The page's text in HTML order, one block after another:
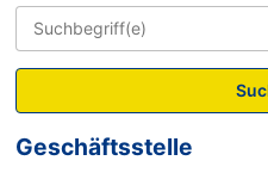
Geschäftsstelle